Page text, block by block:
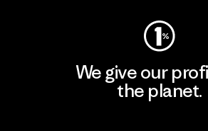
We give our
the planet.